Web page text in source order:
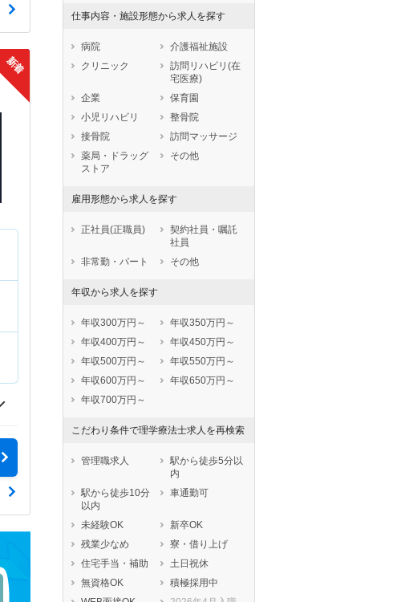
1月入職可
石川県
福井県
岐阜県
静岡県
愛知県
三重県
大阪府
兵庫県
奈良県
鳥取県
島根県
広島県
山口県
徳島県
香川県
愛媛県
熊本県
大分県
仕事内容・施設形態から求人を探す
病院
介護福祉施設
クリニック
訪問リハビリ(在
宅医療)
企業
保育園
小児リハビリ
整骨院
接骨院
訪問マッサージ
薬局・ドラッグ
ストア
その他
雇用形態から求人を探す
正社員(正職員)
契約社員・嘱託
社員
非常勤・パート
その他
年収から求人を探す
年収300万円～
年収350万円～
年収400万円～
年収450万円～
年収500万円～
年収550万円～
年収600万円～
年収650万円～
年収700万円～
こだわり条件で理学療法士求人を再検索
管理職求人
駅から徒歩5分以
内
駅から徒歩10分
以内
車通勤可
未経験OK
新卒OK
残業少なめ
寮・借り上げ
住宅手当・補助
土日祝休
無資格OK
積極採用中